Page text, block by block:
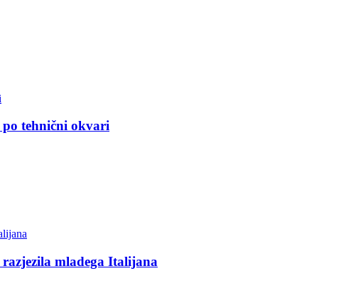
po tehnični okvari
mladega Italijana